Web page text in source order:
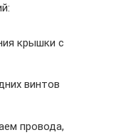
крышки с
винтов
провода,